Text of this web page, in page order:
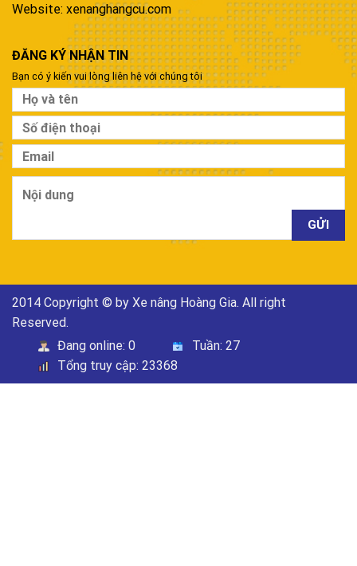
Website: xenanghangcu.com
ĐĂNG KÝ NHẬN TIN
Bạn có ý kiến vui lòng liên hệ với chúng tôi
2014 Copyright © by Xe nâng Hoàng Gia. All right
Reserved.
Đang online: 0 Tuần: 27
Tổng truy cập: 23368